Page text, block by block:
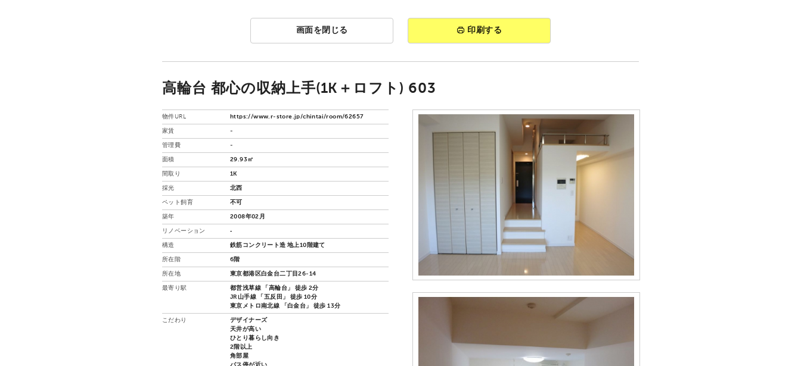
画面を閉じる 印刷する
高輪台 都心の収納上手(1K＋ロフト) 603
物件URL https://www.r-store.jp/chintai/room/62657
家賃 -
管理費 -
面積 29.93㎡
間取り 1K
採光 北西
ペット飼育 不可
築年 2008年02月
リノベーション ‐
構造 鉄筋コンクリート造 地上10階建て
所在階 6階
所在地 東京都港区白金台二丁目26-14
最寄り駅
都営浅草線 「高輪台」 徒歩 2分
JR山手線 「五反田」 徒歩 10分
東京メトロ南北線 「白金台」 徒歩 13分
こだわり
デザイナーズ
天井が高い
ひとり暮らし向き
2階以上
角部屋
バス停が近い